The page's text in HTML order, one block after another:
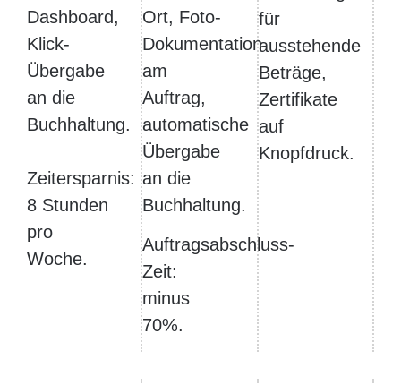
Dashboard,
Klick-
Übergabe
an die
Buchhaltung.
Zeitersparnis:
8 Stunden
pro
Woche.
Ort, Foto-
Dokumentation
am
Auftrag,
automatische
Übergabe
an die
Buchhaltung.
Auftragsabschluss-
Zeit:
minus
70%.
für
ausstehende
Beträge,
Zertifikate
auf
Knopfdruck.